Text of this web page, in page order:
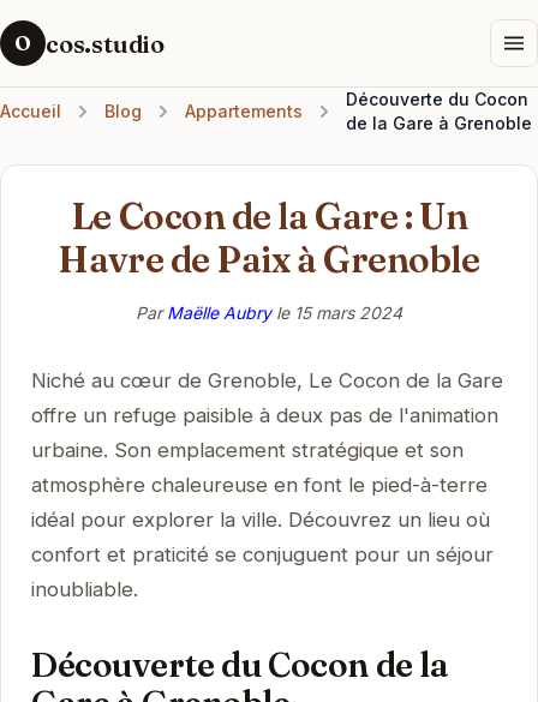
O cos.studio
Accueil Blog Appartements
Découverte du Cocon
de la Gare à Grenoble
Le Cocon de la Gare : Un
Havre de Paix à Grenoble
ParMaëlle Aubryle 15 mars 2024
Niché au cœur de Grenoble, Le Cocon de la Gare
offre un refuge paisible à deux pas de l'animation
urbaine. Son emplacement stratégique et son
atmosphère chaleureuse en font le pied-à-terre
idéal pour explorer la ville. Découvrez un lieu où
confort et praticité se conjuguent pour un séjour
inoubliable.
Découverte du Cocon de la